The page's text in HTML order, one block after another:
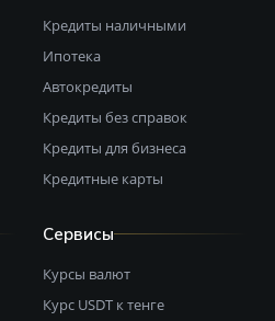
Кредиты наличными
Ипотека
Автокредиты
Кредиты без справок
Кредиты для бизнеса
Кредитные карты
Сервисы
Курсы валют
Курс USDT к тенге